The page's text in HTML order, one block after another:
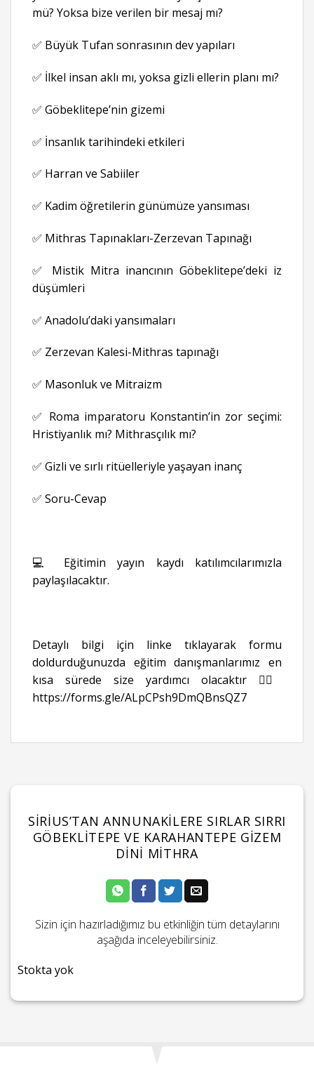
mü? Yoksa bize verilen bir mesaj mı?
✅ Büyük Tufan sonrasının dev yapıları
✅ İlkel insan aklı mı, yoksa gizli ellerin planı mı?
✅ Göbeklitepe’nin gizemi
✅ İnsanlık tarihindeki etkileri
✅ Harran ve Sabiiler
✅ Kadim öğretilerin günümüze yansıması
✅ Mithras Tapınakları-Zerzevan Tapınağı
✅ Mistik Mitra inancının Göbeklitepe’deki iz
düşümleri
✅ Anadolu’daki yansımaları
✅ Zerzevan Kalesi-Mithras tapınağı
✅ Masonluk ve Mitraizm
✅ Roma imparatoru Konstantin’in zor seçimi:
Hristiyanlık mı? Mithrasçılık mı?
✅ Gizli ve sırlı ritüelleriyle yaşayan inanç
✅ Soru-Cevap
💻 Eğitimin yayın kaydı katılımcılarımızla
paylaşılacaktır.
Detaylı bilgi için linke tıklayarak formu
doldurduğunuzda eğitim danışmanlarımız en
kısa sürede size yardımcı olacaktır 👉🏻
https://forms.gle/ALpCPsh9DmQBnsQZ7
SIRIUS’TAN ANNUNAKILERE SIRLAR SIRRI
GÖBEKLITEPE VE KARAHANTEPE GIZEM
DINI MITHRA
Sizin için hazırladığımız bu etkinliğin tüm detaylarını
aşağıda inceleyebilirsiniz.
Stokta yok